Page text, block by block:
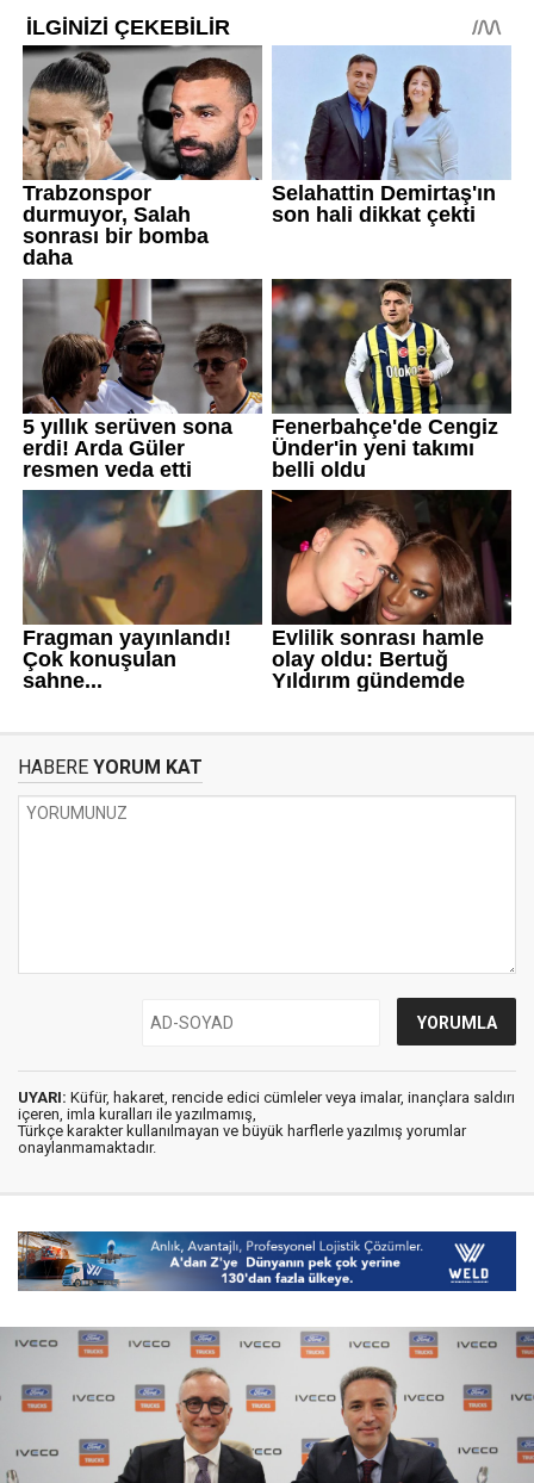
HABERE YORUM KAT
UYARI: Küfür, hakaret, rencide edici cümleler veya imalar, inançlara saldırı
içeren, imla kuralları ile yazılmamış,
Türkçe karakter kullanılmayan ve büyük harflerle yazılmış yorumlar
onaylanmamaktadır.